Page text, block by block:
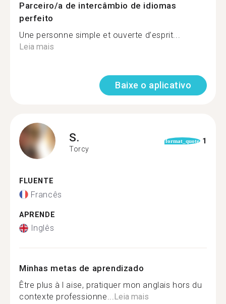
Parceiro/a de intercâmbio de idiomas
perfeito
Une personne simple et ouverte d’esprit...
Leia mais
Baixe o aplicativo
S.
Torcy
format_quote 1
FLUENTE
Francês
APRENDE
Inglês
Minhas metas de aprendizado
Être plus à l aise, pratiquer mon anglais hors du
contexte professionne...Leia mais